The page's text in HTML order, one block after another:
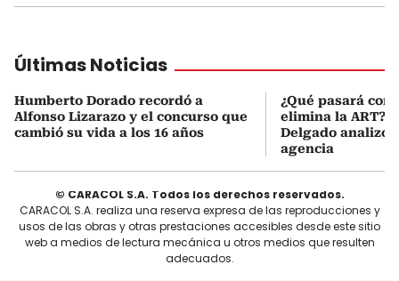
Últimas Noticias
Humberto Dorado recordó a
Alfonso Lizarazo y el concurso que
cambió su vida a los 16 años
¿Qué pasará con
elimina la ART?
Delgado analizó
agencia
© CARACOL S.A. Todos los derechos reservados.
CARACOL S.A. realiza una reserva expresa de las reproducciones y
usos de las obras y otras prestaciones accesibles desde este sitio
web a medios de lectura mecánica u otros medios que resulten
adecuados.